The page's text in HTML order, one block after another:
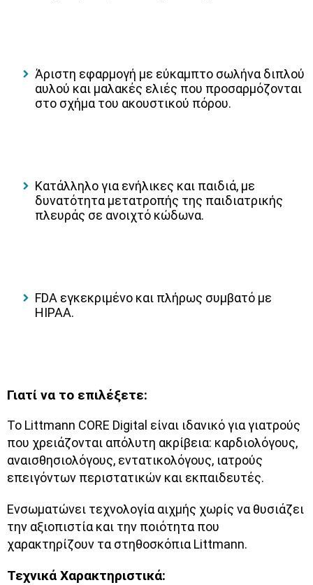
Άριστη εφαρμογή με εύκαμπτο σωλήνα διπλού
αυλού και μαλακές ελιές που προσαρμόζονται
στο σχήμα του ακουστικού πόρου.
Κατάλληλο για ενήλικες και παιδιά, με
δυνατότητα μετατροπής της παιδιατρικής
πλευράς σε ανοιχτό κώδωνα.
FDA εγκεκριμένο και πλήρως συμβατό με
HIPAA.
Γιατί να το επιλέξετε:
Το Littmann CORE Digital είναι ιδανικό για γιατρούς
που χρειάζονται απόλυτη ακρίβεια: καρδιολόγους,
αναισθησιολόγους, εντατικολόγους, ιατρούς
επειγόντων περιστατικών και εκπαιδευτές.
Ενσωματώνει τεχνολογία αιχμής χωρίς να θυσιάζει
την αξιοπιστία και την ποιότητα που
χαρακτηρίζουν τα στηθοσκόπια Littmann.
Τεχνικά Χαρακτηριστικά: